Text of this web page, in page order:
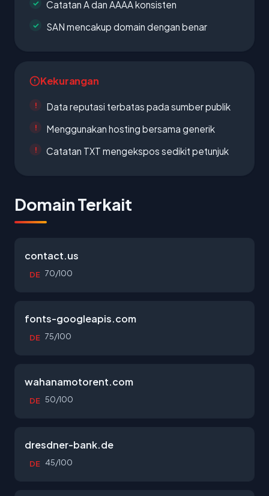
Catatan A dan AAAA konsisten
SAN mencakup domain dengan benar
Kekurangan
Data reputasi terbatas pada sumber publik
Menggunakan hosting bersama generik
Catatan TXT mengekspos sedikit petunjuk
Domain Terkait
contact.us
DE 70/100
fonts-googleapis.com
DE 75/100
wahanamotorent.com
DE 50/100
dresdner-bank.de
DE 45/100